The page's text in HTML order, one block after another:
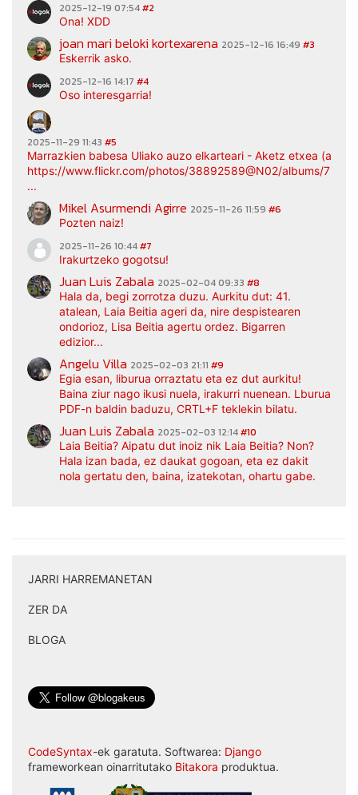
2025-12-19 07:54#2
Ona! XDD
joan mari beloki kortexarena 2025-12-16 16:49 #3
Eskerrik asko.
2025-12-16 14:17 #4
Oso interesgarria!
2025-11-29 11:43 #5
Marrazkien babesa Uliako auzo elkarteari - Aketz etxea
https://www.flickr.com/photos/38892589@N02/albums/
...
Mikel Asurmendi Agirre 2025-11-26 11:59 #6
Pozten naiz!
2025-11-26 10:44#7
Irakurtzeko gogotsu!
Juan Luis Zabala 2025-02-04 09:33 #8
Hala da, begi zorrotza duzu. Aurkitu dut: 41.
atalean, Laia Beitia ageri da, nire despistearen
ondorioz, Lisa Beitia agertu ordez. Bigarren
edizior...
Angelu Villa 2025-02-03 21:11 #9
Egia esan, liburua orraztatu eta ez dut aurkitu!
Baina ziur nago ikusi nuela, irakurri nuenean. Lburua
PDF-n baldin baduzu, CRTL+F teklekin bilatu.
Juan Luis Zabala 2025-02-03 12:14#10
Laia Beitia? Aipatu dut inoiz nik Laia Beitia? Non?
Hala izan bada, ez daukat gogoan, eta ez dakit
nola gertatu den, baina, izatekotan, ohartu gabe.
JARRI HARREMANETAN
ZER DA
BLOGA
CodeSyntax-ek garatuta. Softwarea: Django
frameworkean oinarritutako Bitakora produktua.